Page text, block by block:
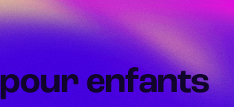
enfants